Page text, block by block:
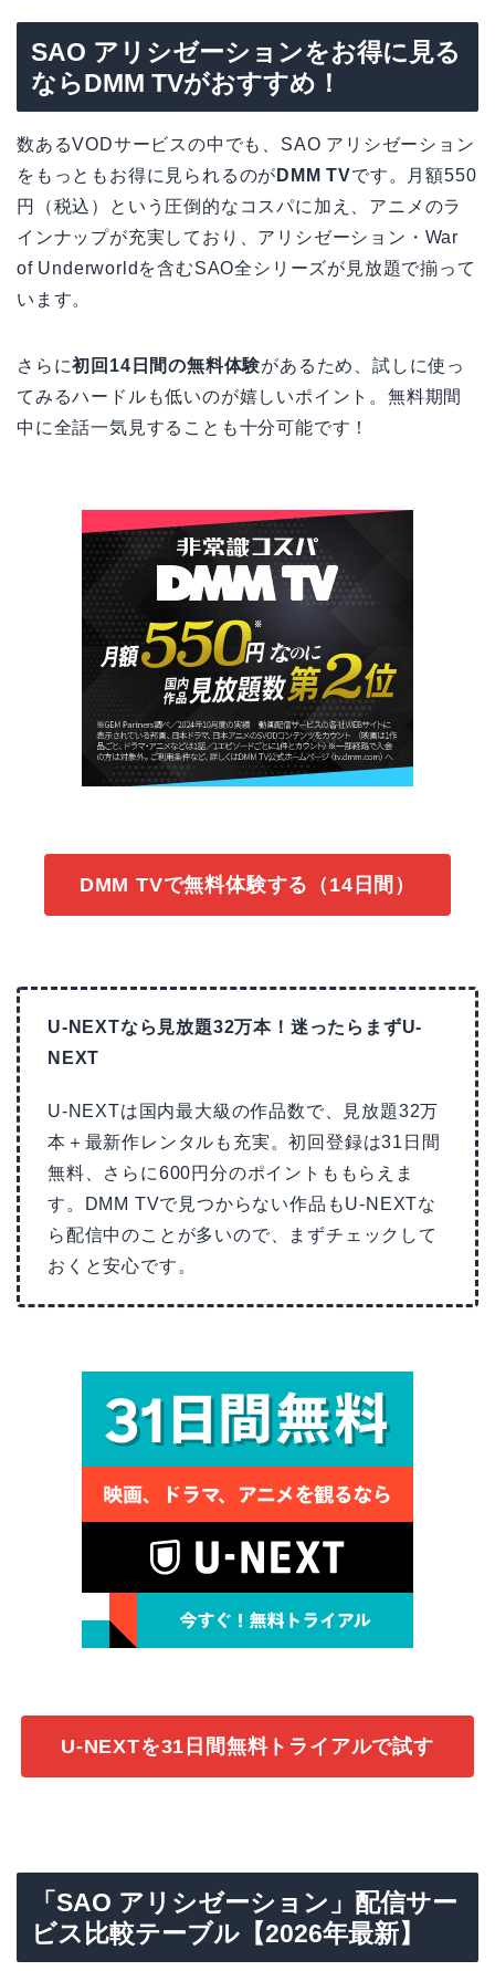
SAO アリシゼーションをお得に見る
ならDMM TVがおすすめ！
数あるVODサービスの中でも、SAO アリシゼーション
をもっともお得に見られるのが DMM TVです。月額550
円（税込）という圧倒的なコスパに加え、アニメのラ
インナップが充実しており、アリシゼーション・War
of Underworldを含むSAO全シリーズが見放題で揃って
います。
さらに初回14日間の無料体験があるため、試しに使っ
てみるハードルも低いのが嬉しいポイント。無料期間
中に全話一気見することも十分可能です！
DMM TVで無料体験する（14日間）
U-NEXTなら見放題32万本！迷ったらまずU-
NEXT
U-NEXTは国内最大級の作品数で、見放題32万
本＋最新作レンタルも充実。初回登録は31日間
無料、さらに600円分のポイントももらえま
す。DMM TVで見つからない作品もU-NEXTな
ら配信中のことが多いので、まずチェックして
おくと安心です。
U-NEXTを31日間無料トライアルで試す
「SAO アリシゼーション」配信サー
ビス比較テーブル【2026年最新】